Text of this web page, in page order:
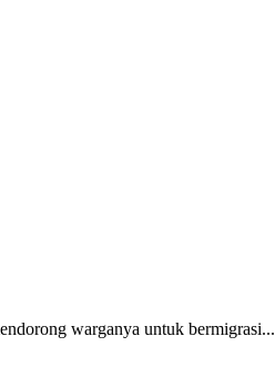
warganya untuk bermigrasi...